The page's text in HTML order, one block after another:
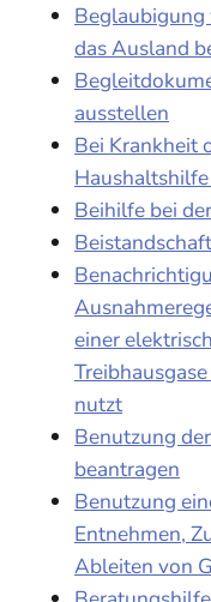
das Ausland
ausstellen
Bei Krankheit
Beihilfe bei
einer
nutzt
Benutzung
beantragen
Benutzung
Entnehmen,
Ableiten von